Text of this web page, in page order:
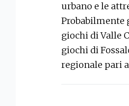
urbano e le
Probabilmente
giochi di Valle
giochi di
regionale pari